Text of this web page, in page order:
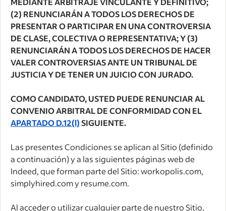
(2) RENUNCIARÁN A TODOS LOS DERECHOS DE
PRESENTAR O PARTICIPAR EN UNA CONTROVERSIA
DE CLASE, COLECTIVA O REPRESENTATIVA; Y (3)
RENUNCIARÁN A TODOS LOS DERECHOS DE HACER
VALER CONTROVERSIAS ANTE UN TRIBUNAL DE
JUSTICIA Y DE TENER UN JUICIO CON JURADO.
COMO CANDIDATO, USTED PUEDE RENUNCIAR AL
CONVENIO ARBITRAL DE CONFORMIDAD CON EL
APARTADO D.12(l)SIGUIENTE.
Las presentes Condiciones se aplican al Sitio (definido
a continuación) y a las siguientes páginas web de
Indeed, que forman parte del Sitio: workopolis.com,
simplyhired.com y resume.com.
Al acceder o utilizar cualquier parte de nuestro Sitio,